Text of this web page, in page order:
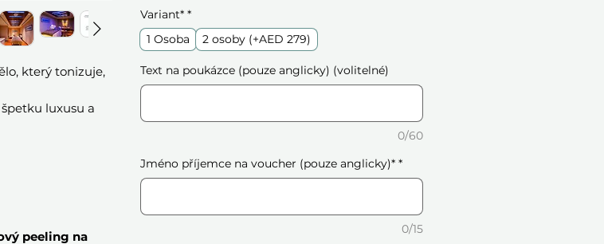
který tonizuje,
luxusu a
peeling na
Variant* *
1 Osoba
2 osoby (+AED 279)
Text na poukázce (pouze anglicky) (volitelné)
0/60
Jméno příjemce na voucher (pouze anglicky)* *
0/15